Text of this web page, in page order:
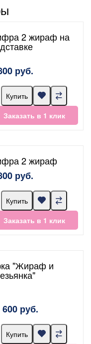
2 жираф на
руб.
Купить
Заказать в 1 клик
2 жираф
руб.
Купить
Заказать в 1 клик
"Жираф и
600 руб.
Купить